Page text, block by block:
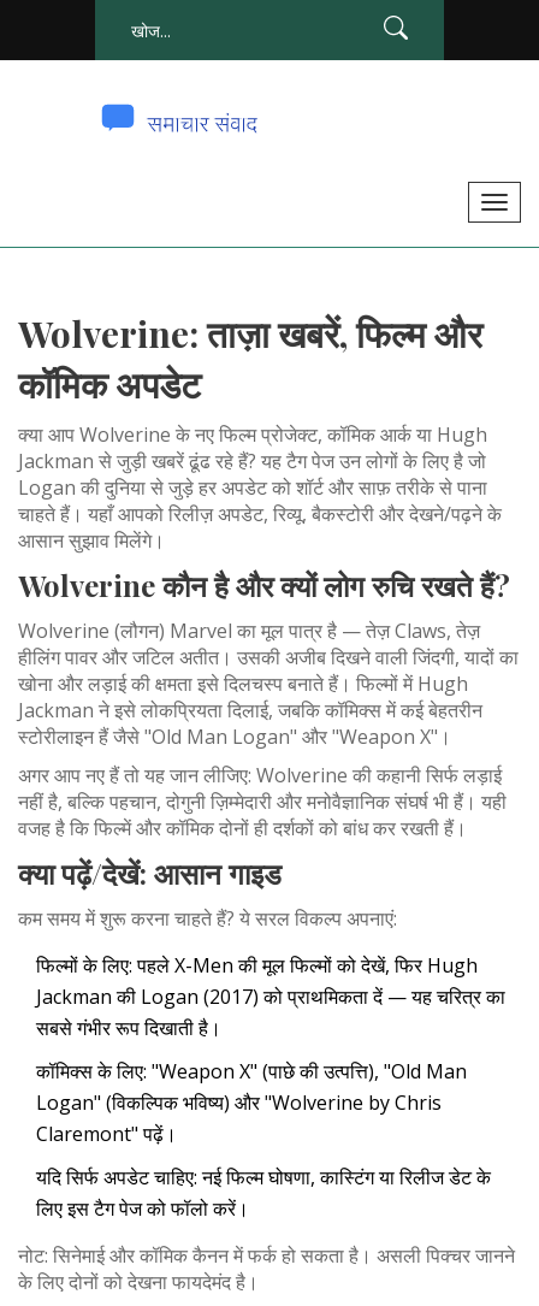
टॉ
ना
Wolverine: ताज़ा खबरें, फिल्म और
कॉमिक अपडेट
क्या आप Wolverine के नए फिल्म प्रोजेक्ट, कॉमिक आर्क या Hugh
Jackman से जुड़ी खबरें ढूंढ रहे हैं? यह टैग पेज उन लोगों के लिए है जो
Logan की दुनिया से जुड़े हर अपडेट को शॉर्ट और साफ़ तरीके से पाना
चाहते हैं। यहाँ आपको रिलीज़ अपडेट, रिव्यू, बैकस्टोरी और देखने/पढ़ने के
आसान सुझाव मिलेंगे।
Wolverine कौन है और क्यों लोग रुचि रखते हैं?
Wolverine (लौगन) Marvel का मूल पात्र है — तेज़ Claws, तेज़
हीलिंग पावर और जटिल अतीत। उसकी अजीब दिखने वाली जिंदगी, यादों का
खोना और लड़ाई की क्षमता इसे दिलचस्प बनाते हैं। फिल्मों में Hugh
Jackman ने इसे लोकप्रियता दिलाई, जबकि कॉमिक्स में कई बेहतरीन
स्टोरीलाइन हैं जैसे "Old Man Logan" और "Weapon X"।
अगर आप नए हैं तो यह जान लीजिए: Wolverine की कहानी सिर्फ लड़ाई
नहीं है, बल्कि पहचान, दोगुनी ज़िम्मेदारी और मनोवैज्ञानिक संघर्ष भी हैं। यही
वजह है कि फिल्में और कॉमिक दोनों ही दर्शकों को बांध कर रखती हैं।
क्या पढ़ें/देखें: आसान गाइड
कम समय में शुरू करना चाहते हैं? ये सरल विकल्प अपनाएं:
फिल्मों के लिए: पहले X-Men की मूल फिल्मों को देखें, फिर Hugh
Jackman की Logan (2017) को प्राथमिकता दें — यह चरित्र का
सबसे गंभीर रूप दिखाती है।
कॉमिक्स के लिए: "Weapon X" (पाछे की उत्पत्ति), "Old Man
Logan" (विकल्पिक भविष्य) और "Wolverine by Chris
Claremont" पढ़ें।
यदि सिर्फ अपडेट चाहिए: नई फिल्म घोषणा, कास्टिंग या रिलीज डेट के
लिए इस टैग पेज को फॉलो करें।
नोट: सिनेमाई और कॉमिक कैनन में फर्क हो सकता है। असली पिक्चर जानने
के लिए दोनों को देखना फायदेमंद है।